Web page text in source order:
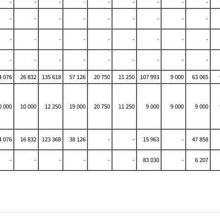
- - - - - - - -
-
- - - - - - - -
-
- - - - - - - -
-
076 26 832 135 618 57 126 20 750 11 250 107 993 9 000 63 065
000 10 000 12 250 19 000 20 750 11 250 9 000 9 000 9 000
076 16 832 123 368 38 126 - - 15 963 -
47 858
- - - - - - 83 030 - 6 207